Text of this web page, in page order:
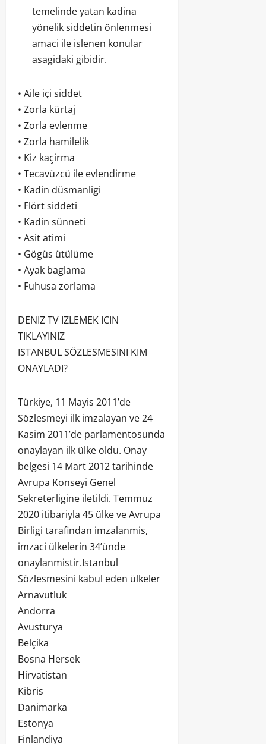
temelinde yatan kadina
yönelik siddetin önlenmesi
amaci ile islenen konular
asagidaki gibidir.
• Aile içi siddet
• Zorla kürtaj
• Zorla evlenme
• Zorla hamilelik
• Kiz kaçirma
• Tecavüzcü ile evlendirme
• Kadin düsmanligi
• Flört siddeti
• Kadin sünneti
• Asit atimi
• Gögüs ütülüme
• Ayak baglama
• Fuhusa zorlama
DENIZ TV IZLEMEK ICIN
TIKLAYINIZ
ISTANBUL SÖZLESMESINI KIM
ONAYLADI?
Türkiye, 11 Mayis 2011’de
Sözlesmeyi ilk imzalayan ve 24
Kasim 2011’de parlamentosunda
onaylayan ilk ülke oldu. Onay
belgesi 14 Mart 2012 tarihinde
Avrupa Konseyi Genel
Sekreterligine iletildi. Temmuz
2020 itibariyla 45 ülke ve Avrupa
Birligi tarafindan imzalanmis,
imzaci ülkelerin 34’ünde
onaylanmistir.Istanbul
Sözlesmesini kabul eden ülkeler
Arnavutluk
Andorra
Avusturya
Belçika
Bosna Hersek
Hirvatistan
Kibris
Danimarka
Estonya
Finlandiya